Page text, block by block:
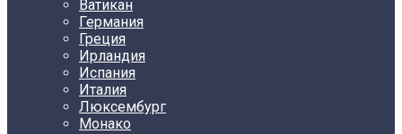
Ватикан
Германия
Греция
Ирландия
Испания
Италия
Люксембург
Монако